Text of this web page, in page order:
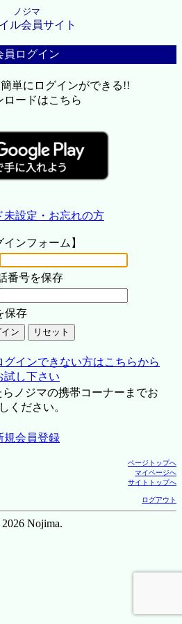
ノジマ
ル会員サイト
員ログイン
単にログインができる!!
ロードはこちら
未設定・お忘れの方
インフォーム】
番号を保存
保存
インできない方はこちらから
試し下さい
ノジマの携帯コーナーまでお
ください。
規会員登録
ページトップへ
マイページへ
サイトトップへ
ログアウト
Nojima.